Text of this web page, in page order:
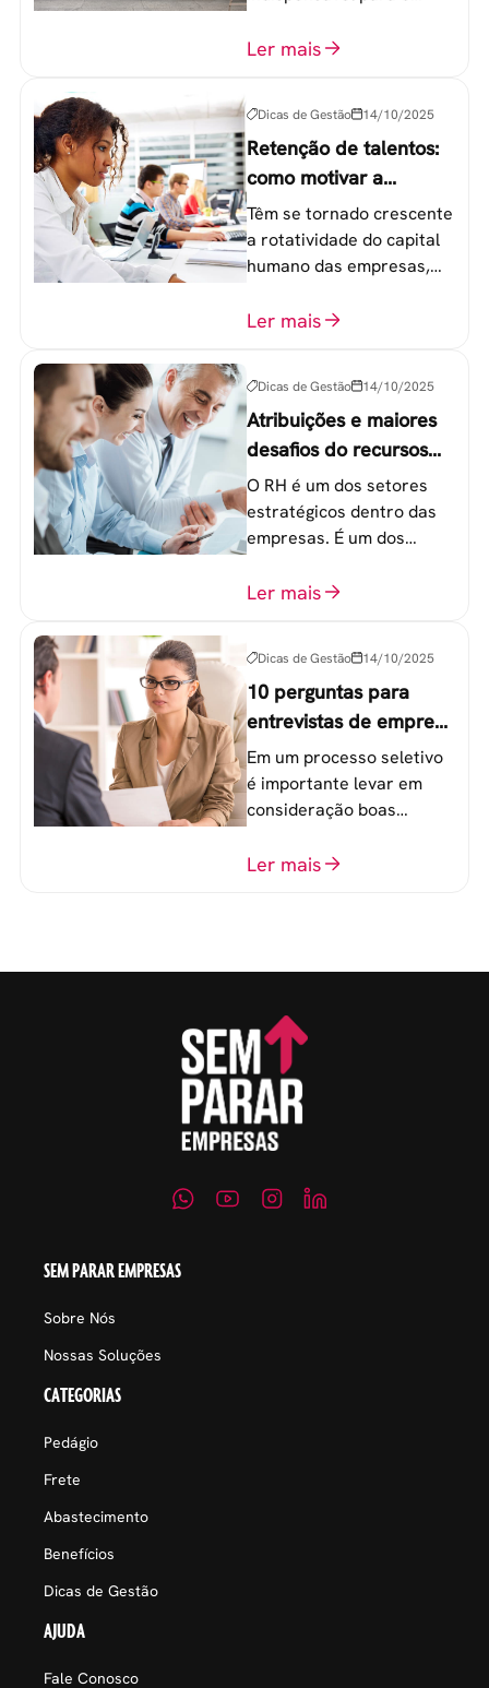
equipe de trabalho. 6
Ler mais
Dicas de Gestão 14/10/2025
Retenção de talentos:
como motivar a
geração Y nas
empresas?
Têm se tornado crescente
a rotatividade do capital
humano das empresas,
colaboradores na faixa de
Ler mais
Dicas de Gestão 14/10/2025
Atribuições e maiores
desafios do recursos
humanos em uma
empresa
O RH é um dos setores
estratégicos dentro das
empresas. É um dos
o atingimento das metas
Ler mais
Dicas de Gestão 14/10/2025
10 perguntas para
entrevistas de emprego
que recrutadores não
devem fazer
Em um processo seletivo
é importante levar em
consideração boas
o perfil do profissional e
Ler mais
SEM PARAR EMPRESAS
Sobre Nós
Nossas Soluções
CATEGORIAS
Pedágio
Frete
Abastecimento
Benefícios
Dicas de Gestão
AJUDA
Fale Conosco